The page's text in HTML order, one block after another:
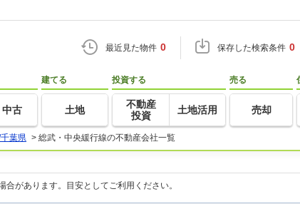
最近見た物件 0 保存した検索条件 0
中古
建てる
土地
投資する
不動産
投資
土地活用
売る
売却
葉県 > 総武・中央緩行線の不動産会社一覧
があります。目安としてご利用ください。